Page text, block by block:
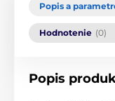
Popis a
Hodnotenie (0)
Popis